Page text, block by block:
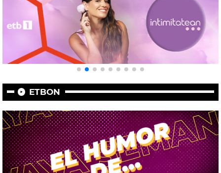
ETBON